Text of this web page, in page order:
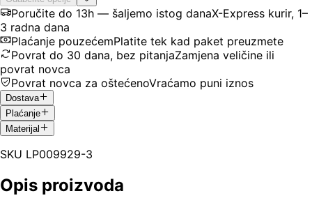
Poručite do 13h — šaljemo istog danaX-Express kurir, 1–
3 radna dana
Plaćanje pouzećemPlatite tek kad paket preuzmete
Povrat do 30 dana, bez pitanjaZamjena veličine ili
povrat novca
Povrat novca za oštećenoVraćamo puni iznos
Dostava
Plaćanje
Materijal
SKU LP009929-3
Opis proizvoda